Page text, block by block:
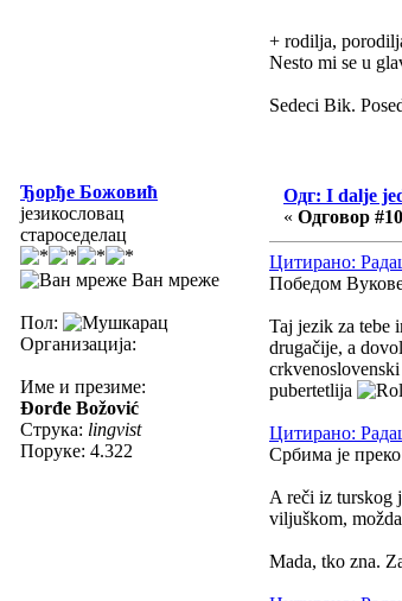
+ rodilja,
Nesto mi se u
Sedeci Bik.
Ђорђе Божовић
језикословац
староседелац
Ван мреже
Пол:
Организација:
Име и презиме:
Đorđe Božović
Струка: lingvist
Поруке: 4.322
Одг: I dalje
« Одговор
Цитирано:
Победом
Taj jezik za tebe
drugačije, a
pubertetlija
Цитирано:
Србима је
A reči iz turskog
viljuškom,
Mada, tko zna.